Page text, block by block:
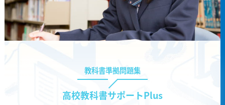
教科書準拠問題集
高校教科書サポートPlus